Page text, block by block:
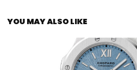
YOU MAY ALSO LIKE